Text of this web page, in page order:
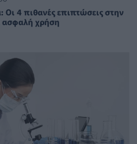
4 πιθανές επιπτώσεις στην
ασφαλή χρήση